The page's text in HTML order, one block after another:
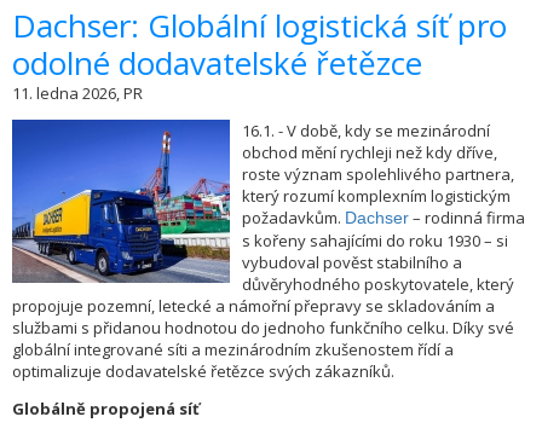
​Dachser: Globální logistická síť pro
odolné dodavatelské řetězce
11. ledna 2026, PR
16.1. - V době, kdy se mezinárodní
obchod mění rychleji než kdy dříve,
roste význam spolehlivého partnera,
který rozumí komplexním logistickým
požadavkům. Dachser– rodinná firma
s kořeny sahajícími do roku 1930 – si
vybudoval pověst stabilního a
důvěryhodného poskytovatele, který
propojuje pozemní, letecké a námořní přepravy se skladováním a
službami s přidanou hodnotou do jednoho funkčního celku. Díky své
globální integrované síti a mezinárodním zkušenostem řídí a
optimalizuje dodavatelské řetězce svých zákazníků.
Globálně propojená síť